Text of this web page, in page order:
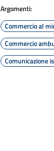
Argomenti:
Commercio al
Commercio
Comunicazione